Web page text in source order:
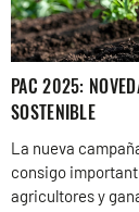
PAC 2025:
SOSTENIBLE
La nueva
consigo
agricultores y